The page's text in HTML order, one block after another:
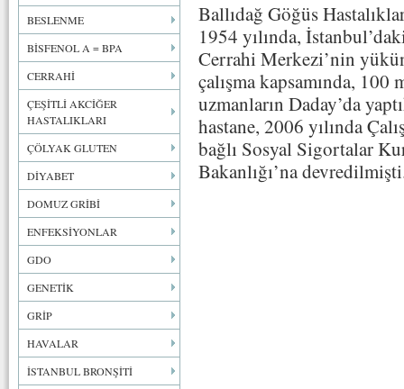
BESLENME
BİSFENOL A = BPA
CERRAHİ
ÇEŞİTLİ AKCİĞER
HASTALIKLARI
ÇÖLYAK GLUTEN
DİYABET
DOMUZ GRİBİ
ENFEKSİYONLAR
GDO
GENETİK
GRİP
HAVALAR
İSTANBUL BRONŞİTİ
Ballıdağ Göğüs
1954 yılında,
Cerrahi Merkezi’nin
çalışma kapsamında,
uzmanların Daday’da
hastane, 2006 yılında
bağlı Sosyal Sigortalar
Bakanlığı’na